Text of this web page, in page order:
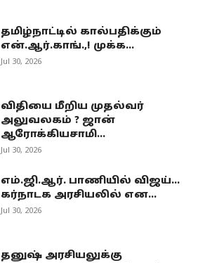
தமிழ்நாட்டில் கால்பதிக்கும்
என்.ஆர்.காங்.,! முக்க...
Jul 30, 2026
விதியை மீறிய முதல்வர்
அலுவலகம் ? ஜான்
ஆரோக்கியசாமி...
Jul 30, 2026
எம்.ஜி.ஆர். பாணியில் விஜய்...
கர்நாடக அரசியலில் என...
Jul 30, 2026
தனுஷ் அரசியலுக்கு